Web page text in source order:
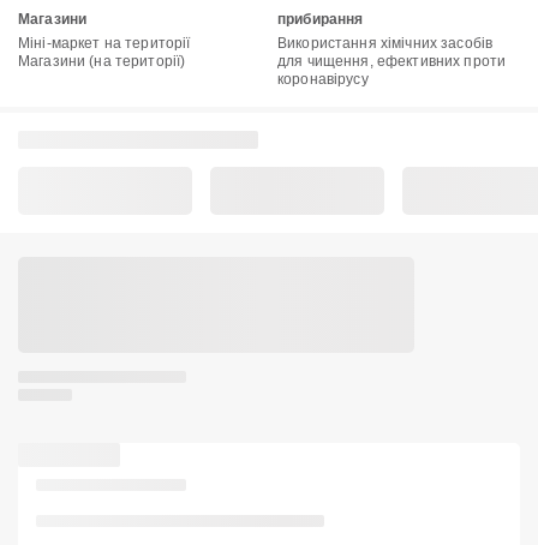
Магазини
Міні-маркет на території
Магазини (на території)
прибирання
Використання хімічних засобів
для чищення, ефективних проти
коронавірусу